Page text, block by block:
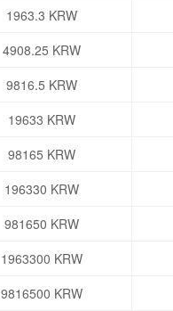
1963.3 KRW
4908.25 KRW
9816.5 KRW
19633 KRW
98165 KRW
196330 KRW
981650 KRW
1963300 KRW
9816500 KRW